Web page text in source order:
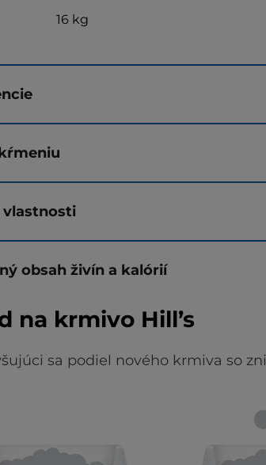
16 kg
vlastnosti
obsah živín a kalórií
na krmivo Hill’s
sa podiel nového krmiva so